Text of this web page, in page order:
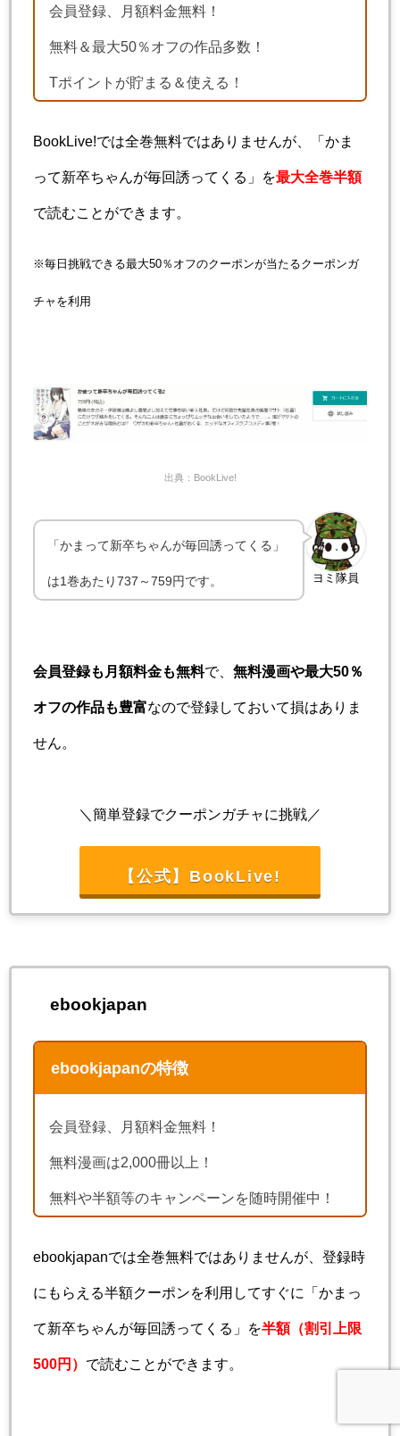
会員登録、月額料金無料！
無料＆最大50％オフの作品多数！
Tポイントが貯まる＆使える！
BookLive!では全巻無料ではありませんが、「かま
って新卒ちゃんが毎回誘ってくる」を最大全巻半額
で読むことができます。
※毎日挑戦できる最大50％オフのクーポンが当たるクーポンガ
チャを利用
出典：BookLive!
ヨミ隊員
「かまって新卒ちゃんが毎回誘ってくる」
は1巻あたり737～759円です。
会員登録も月額料金も無料で、 無料漫画や最大50％
オフの作品も豊富なので登録しておいて損はありま
せん。
＼簡単登録でクーポンガチャに挑戦／
【公式】BookLive!
ebookjapan
ebookjapanの特徴
会員登録、月額料金無料！
無料漫画は2,000冊以上！
無料や半額等のキャンペーンを随時開催中！
ebookjapanでは全巻無料ではありませんが、登録時
にもらえる半額クーポンを利用してすぐに「かまっ
て新卒ちゃんが毎回誘ってくる」を半額（割引上限
500円） で読むことができます。